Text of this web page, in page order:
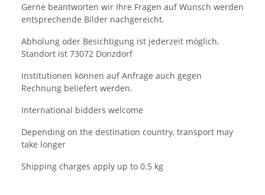
Gerne beantworten wir Ihre Fragen auf Wunsch werden
entsprechende Bilder nachgereicht.
Abholung oder Besichtigung ist jederzeit möglich.
Standort ist 73072 Donzdorf
Institutionen können auf Anfrage auch gegen
Rechnung beliefert werden.
International bidders welcome
Depending on the destination country, transport may
take longer
Shipping charges apply up to 0.5 kg